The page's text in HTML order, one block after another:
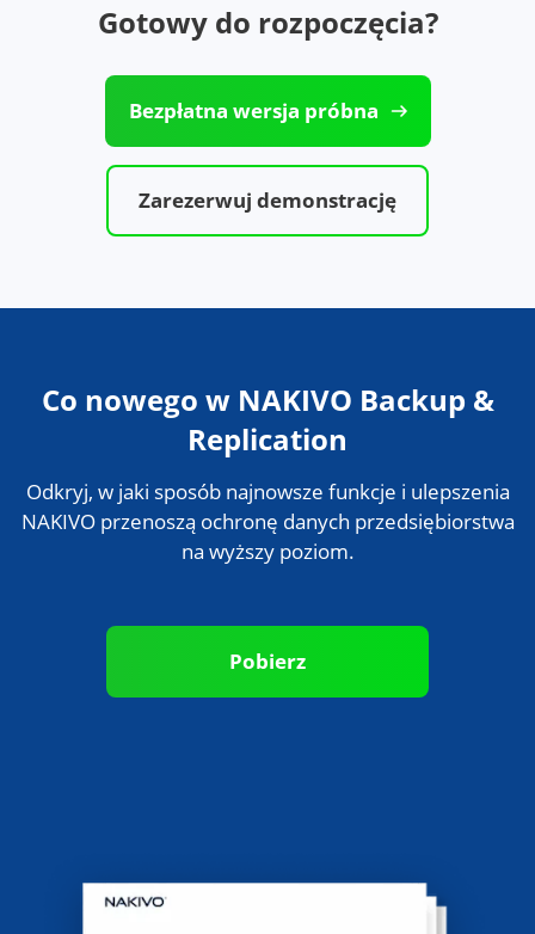
Gotowy do rozpoczęcia?
Bezpłatna wersja próbna
Zarezerwuj demonstrację
Co nowego w NAKIVO Backup &
Replication
Odkryj, w jaki sposób najnowsze funkcje i ulepszenia
NAKIVO przenoszą ochronę danych przedsiębiorstwa
na wyższy poziom.
Pobierz